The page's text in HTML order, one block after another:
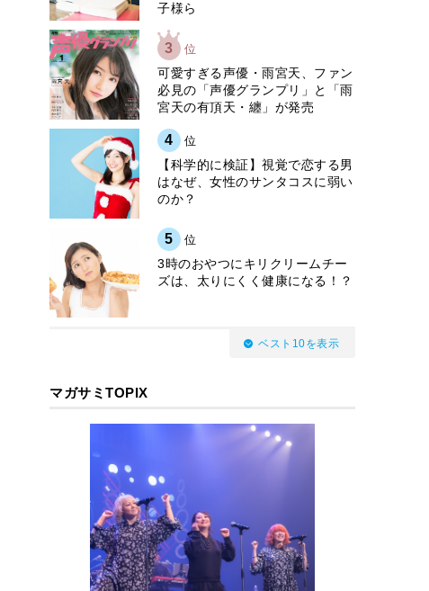
子様ら
3 位
可愛すぎる声優・雨宮天、ファン
必見の「声優グランプリ」と「雨
宮天の有頂天・纏」が発売
4 位
【科学的に検証】視覚で恋する男
はなぜ、女性のサンタコスに弱い
のか？
5 位
3時のおやつにキリクリームチー
ズは、太りにくく健康になる！？
ベスト10を表示
マガサミTOPIX